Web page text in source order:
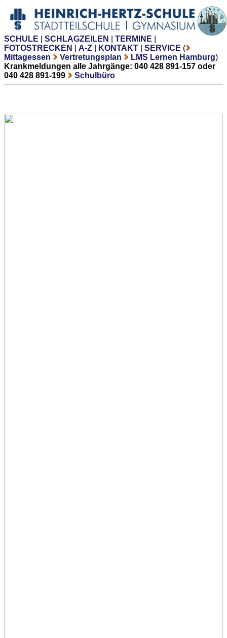
SCHULE SCHLAGZEILEN TERMINE
FOTOSTRECKEN
A-Z KONTAKT SERVICE (
Mittagessen
Vertretungsplan LMS Lernen Hamburg)
Krankmeldungen alle Jahrgänge: 040 428 891-157 oder
040 428 891-199
Schulbüro